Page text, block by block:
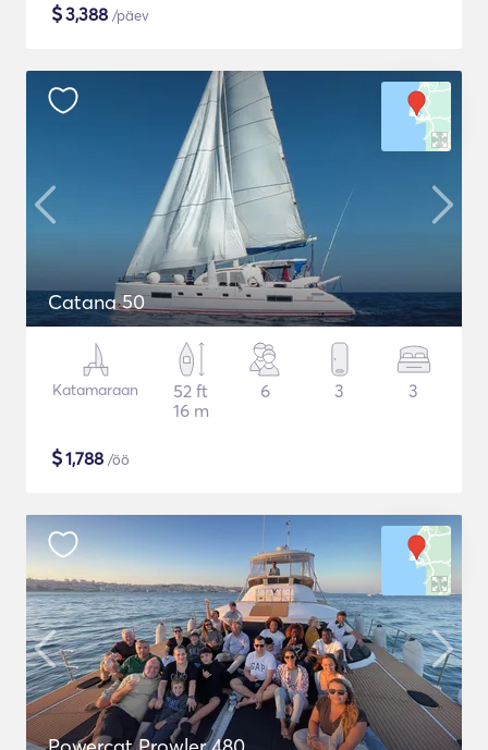
$3,388 /päev
Catana 50
Katamaraan
52 ft
16 m
6 3 3
$1,788 /öö